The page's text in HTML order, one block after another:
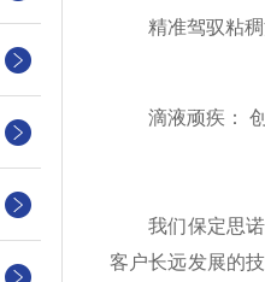
精准驾驭粘稠流
滴液顽疾： 创
我们保定思诺
客户长远发展的